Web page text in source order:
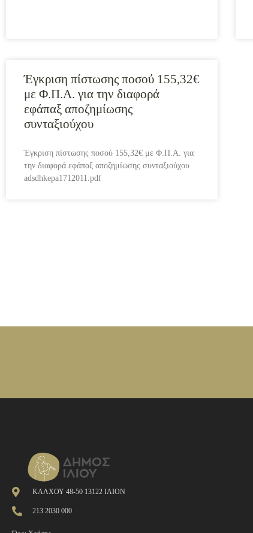
Έγκριση πίστωσης ποσού 155,32€
με Φ.Π.Α. για την διαφορά
εφάπαξ αποζημίωσης
συνταξιούχου
Έγκριση πίστωσης ποσού 155,32€ με Φ.Π.Α. για
την διαφορά εφάπαξ αποζημίωσης συνταξιούχου
adsdhkepa1712011.pdf
ΚΑΛΧΟΥ 48-50 13122 ΙΛΙΟΝ
213 2030 000